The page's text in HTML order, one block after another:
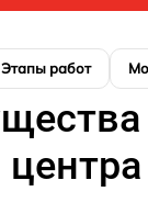
Этапы работ
центра